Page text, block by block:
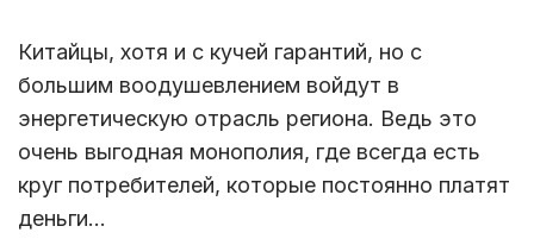
Китайцы, хотя и с кучей гарантий, но с
большим воодушевлением войдут в
энергетическую отрасль региона. Ведь это
очень выгодная монополия, где всегда есть
круг потребителей, которые постоянно платят
деньги…